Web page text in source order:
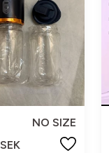
NO SIZE